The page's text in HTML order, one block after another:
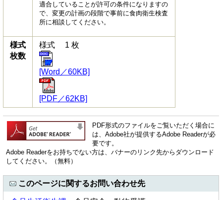
適合していることが許可の条件になりますの
で、変更の計画の段階で事前に食肉衛生検査
所に相談してください。
様式
枚数
様式 1 枚
[Word／60KB]
[PDF／62KB]
PDF形式のファイルをご覧いただく場合に
は、Adobe社が提供するAdobe Readerが必
要です。
Adobe Readerをお持ちでない方は、バナーのリンク先からダウンロード
してください。（無料）
このページに関するお問い合わせ先